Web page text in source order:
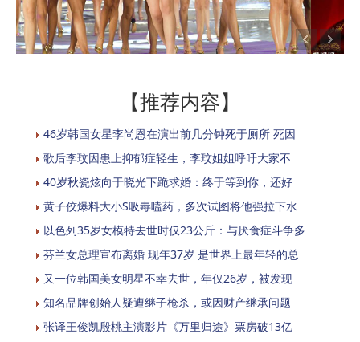
【推荐内容】
46岁韩国女星李尚恩在演出前几分钟死于厕所 死因
歌后李玟因患上抑郁症轻生，李玟姐姐呼吁大家不
40岁秋瓷炫向于晓光下跪求婚：终于等到你，还好
黄子佼爆料大小S吸毒嗑药，多次试图将他强拉下水
以色列35岁女模特去世时仅23公斤：与厌食症斗争多
芬兰女总理宣布离婚 现年37岁 是世界上最年轻的总
又一位韩国美女明星不幸去世，年仅26岁，被发现
知名品牌创始人疑遭继子枪杀，或因财产继承问题
张译王俊凯殷桃主演影片《万里归途》票房破13亿